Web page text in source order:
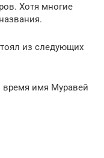
Хотя многие
из следующих
время имя Муравей